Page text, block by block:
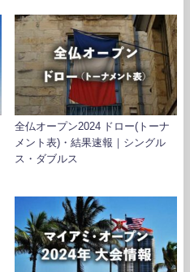
全仏オープン2024 ドロー(トーナ
メント表)・結果速報｜シングル
ス・ダブルス